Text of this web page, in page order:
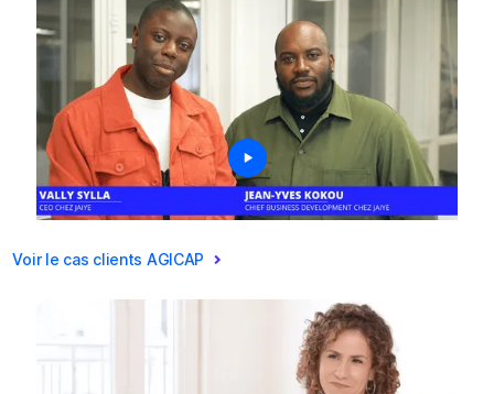
Voir le cas clients AGICAP